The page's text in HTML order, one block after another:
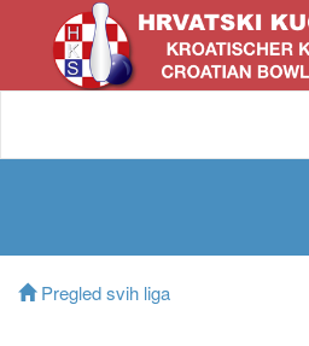
Pregled svih liga